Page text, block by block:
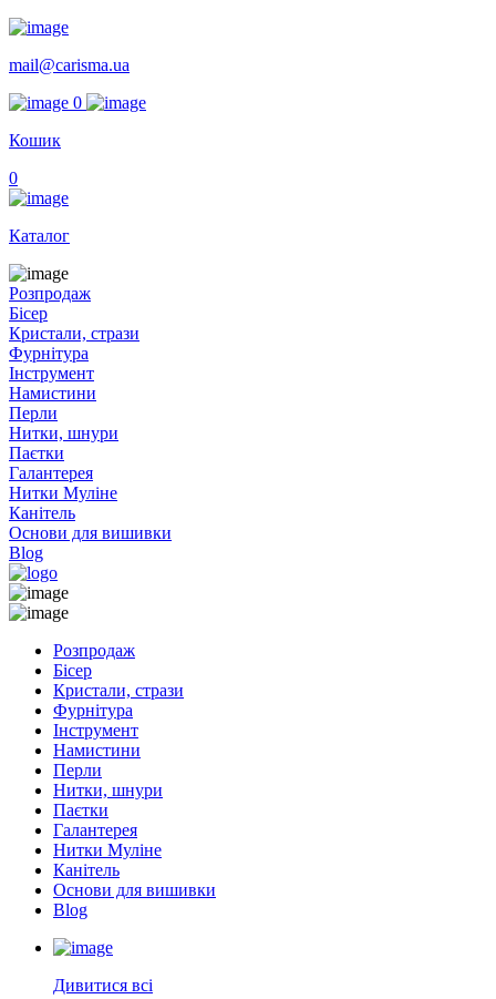
mail@carisma.ua
0
Кошик
0
Каталог
Розпродаж
Бісер
Кристали, стрази
Фурнітура
Інструмент
Намистини
Перли
Нитки, шнури
Паєтки
Галантерея
Нитки Муліне
Канітель
Основи для вишивки
Blog
Розпродаж
Бісер
Кристали, стрази
Фурнітура
Інструмент
Намистини
Перли
Нитки, шнури
Паєтки
Галантерея
Нитки Муліне
Канітель
Основи для вишивки
Blog
Дивитися всі